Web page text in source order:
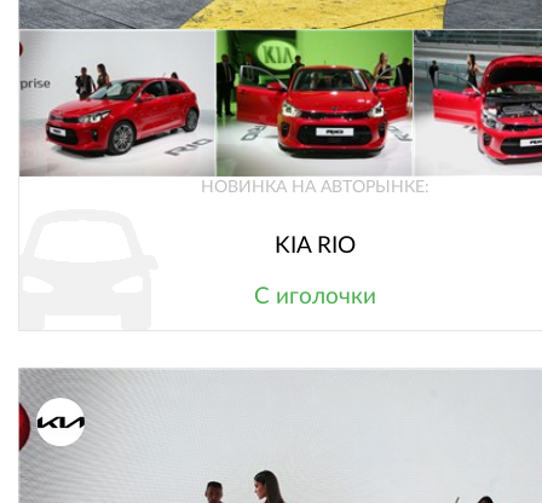
НОВИНКА НА АВТОРЫНКЕ:
KIA RIO
С иголочки